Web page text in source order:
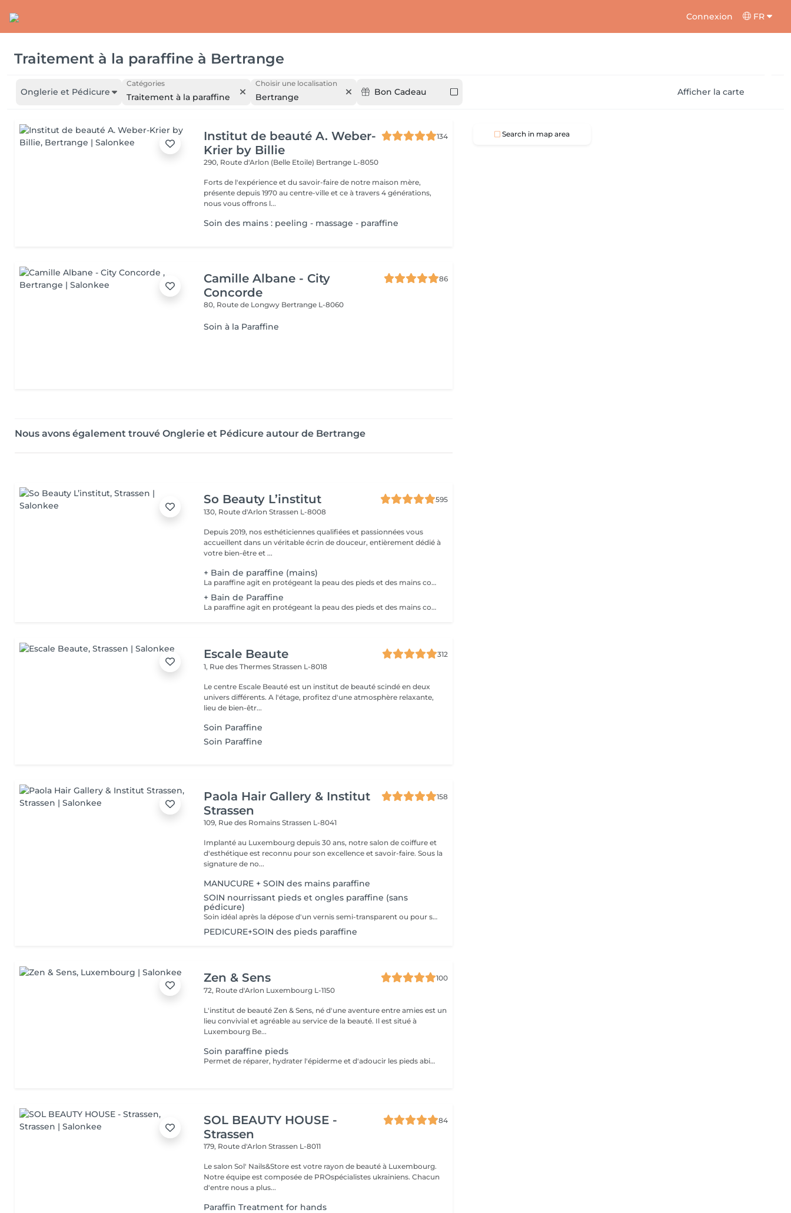
Connexion FR
Traitement à la paraffine à Bertrange
Onglerie et Pédicure
Catégories
Traitement à la paraffine
Choisir une localisation
Bertrange Bon Cadeau Afficher la carte
Institut de beauté A. Weber-
Krier by Billie
134
290, Route d'Arlon (Belle Etoile) Bertrange L-8050
Forts de l'expérience et du savoir-faire de notre maison mère,
présente depuis 1970 au centre-ville et ce à travers 4 générations,
nous vous offrons l...
Soin des mains : peeling - massage - paraffine
Camille Albane - City
Concorde
86
80, Route de Longwy Bertrange L-8060
Soin à la Paraffine
Nous avons également trouvé Onglerie et Pédicure autour de Bertrange
So Beauty L’institut
595
130, Route d'ArlonStrassen L-8008
Depuis 2019, nos esthéticiennes qualifiées et passionnées vous
accueillent dans un véritable écrin de douceur, entièrement dédié à
votre bien-être et ...
+ Bain de paraffine (mains)
La paraffine agit en protégeant la peau des pieds et des mains contre les agressions extérieures. Sa capacité de rétention d'eau favorise l'hydratation de la peau. Le traitement à la paraffine est idéal pour avoir des membres lisses. En effet, ce produit procure un effet rajeunissant à la peau, en plus de l'adoucir. Ce traitement est ainsi surtout recommandé à toute personne ayant la peau sèche.
+ Bain de Paraffine
La paraffine agit en protégeant la peau des pieds et des mains contre les agressions extérieures. Sa capacité de rétention d'eau favorise l'hydratation de la peau. Le traitement à la paraffine est idéal pour avoir des membres lisses. En effet, ce produit procure un effet rajeunissant à la peau, en plus de l'adoucir. Ce traitement est ainsi surtout recommandé à toute personne ayant la peau sèche.
Escale Beaute
312
1, Rue des ThermesStrassen L-8018
Le centre Escale Beauté est un institut de beauté scindé en deux
univers différents. A l'étage, profitez d'une atmosphère relaxante,
lieu de bien-êtr...
Soin Paraffine
Soin Paraffine
Paola Hair Gallery & Institut
Strassen
158
109, Rue des RomainsStrassen L-8041
Implanté au Luxembourg depuis 30 ans, notre salon de coiffure et
d'esthétique est reconnu pour son excellence et savoir-faire. Sous la
signature de no...
MANUCURE + SOIN des mains paraffine
SOIN nourrissant pieds et ongles paraffine (sans
pédicure)
Soin idéal après la dépose d'un vernis semi-transparent ou pour simplement nourrir les pieds et les ongles
PEDICURE+SOIN des pieds paraffine
Zen & Sens
100
72, Route d'Arlon Luxembourg L-1150
L'institut de beauté Zen & Sens, né d'une aventure entre amies est un
lieu convivial et agréable au service de la beauté. Il est situé à
Luxembourg Be...
Soin paraffine pieds
Permet de réparer, hydrater l'épiderme et d'adoucir les pieds abimés ou désséchés. Parfait lors d'une pédicure.
SOL BEAUTY HOUSE -
Strassen
84
179, Route d'ArlonStrassen L-8011
Le salon Sol' Nails&Store est votre rayon de beauté à Luxembourg.
Notre équipe est composée de PROspécialistes ukrainiens. Chacun
d'entre nous a plus...
Paraffin Treatment for hands
Search in map area